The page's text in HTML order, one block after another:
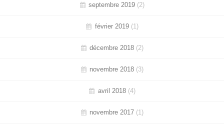
septembre 2019 (2)
février 2019(1)
décembre 2018 (2)
novembre 2018 (3)
avril 2018(4)
novembre 2017 (1)